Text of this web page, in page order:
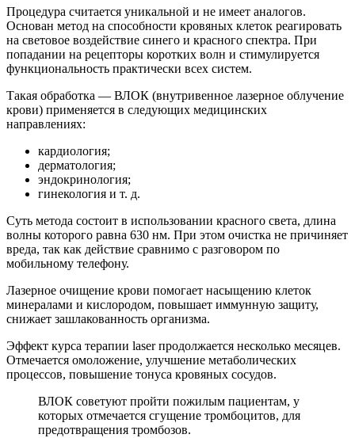
Процедура считается уникальной и не имеет аналогов.
Основан метод на способности кровяных клеток реагировать
на световое воздействие синего и красного спектра. При
попадании на рецепторы коротких волн и стимулируется
функциональность практически всех систем.
Такая обработка — ВЛОК (внутривенное лазерное облучение
крови) применяется в следующих медицинских
направлениях:
кардиология;
дерматология;
эндокринология;
гинекология и т. д.
Суть метода состоит в использовании красного света, длина
волны которого равна 630 нм. При этом очистка не причиняет
вреда, так как действие сравнимо с разговором по
мобильному телефону.
Лазерное очищение крови помогает насыщению клеток
минералами и кислородом, повышает иммунную защиту,
снижает зашлакованность организма.
Эффект курса терапии laser продолжается несколько месяцев.
Отмечается омоложение, улучшение метаболических
процессов, повышение тонуса кровяных сосудов.
ВЛОК советуют пройти пожилым пациентам, у
которых отмечается сгущение тромбоцитов, для
предотвращения тромбозов.